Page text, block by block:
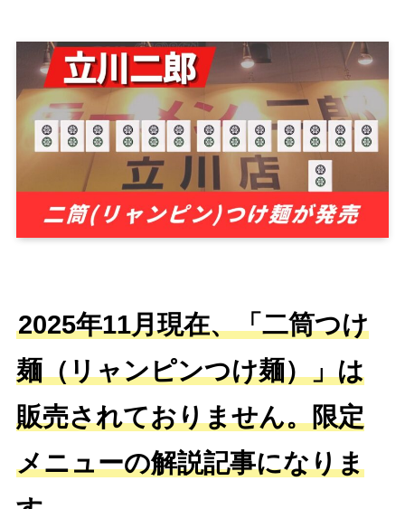
2025年11月現在、「二筒つけ
麺（リャンピンつけ麺）」は
販売されておりません。限定
メニューの解説記事になりま